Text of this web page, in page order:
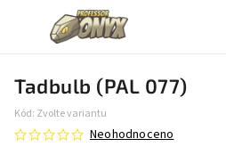
Tadbulb (PAL 077)
Kód: Zvolte variantu
Neohodnoceno